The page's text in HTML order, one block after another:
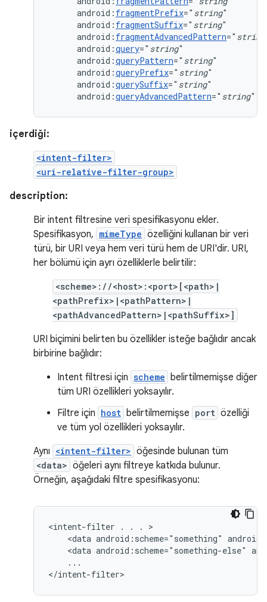
android: fragmentPrefix=" string
android: fragmentSuffix=" string
android: fragmentAdvancedPattern=" string
android:query=" string
android:queryPattern=" string
android:queryPrefix=" string
android:querySuffix=" string
android:queryAdvancedPattern=" string"
içerdiği:
<intent-filter>
<uri-relative-filter-group>
description:
Bir intent filtresine veri spesifikasyonu ekler.
Spesifikasyon, mimeType özelliğini kullanan bir veri
türü, bir URI veya hem veri türü hem de URI'dir. URI,
her bölümü için ayrı özelliklerle belirtilir:
<scheme>://<host>:<port>[<path>|
<pathPrefix>|<pathPattern>|
<pathAdvancedPattern>|<pathSuffix>]
URI biçimini belirten bu özellikler isteğe bağlıdır ancak
birbirine bağlıdır:
Intent filtresi için scheme belirtilmemişse diğer
tüm URI özellikleri yoksayılır.
Filtre için host belirtilmemişse port özelliği
ve tüm yol özellikleri yoksayılır.
Aynı <intent-filter> öğesinde bulunan tüm
<data> öğeleri aynı filtreye katkıda bulunur.
Örneğin, aşağıdaki filtre spesifikasyonu:
<intent-filter . . .
<data android:scheme="something"
<data android:scheme="something-else"
...
</intent-filter>